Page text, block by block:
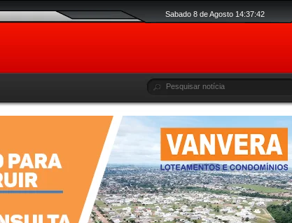
Sabado 8 de Agosto 14:37:43